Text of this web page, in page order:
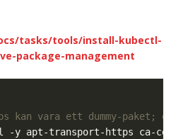
tasks/tools/install-kubectl-
package-management
kan vara ett dummy-paket;